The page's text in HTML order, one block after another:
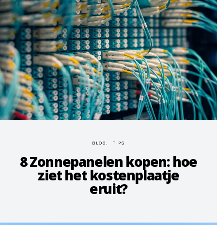
BLOG TIPS
8 Zonnepanelen kopen: hoe
ziet het kostenplaatje
eruit?